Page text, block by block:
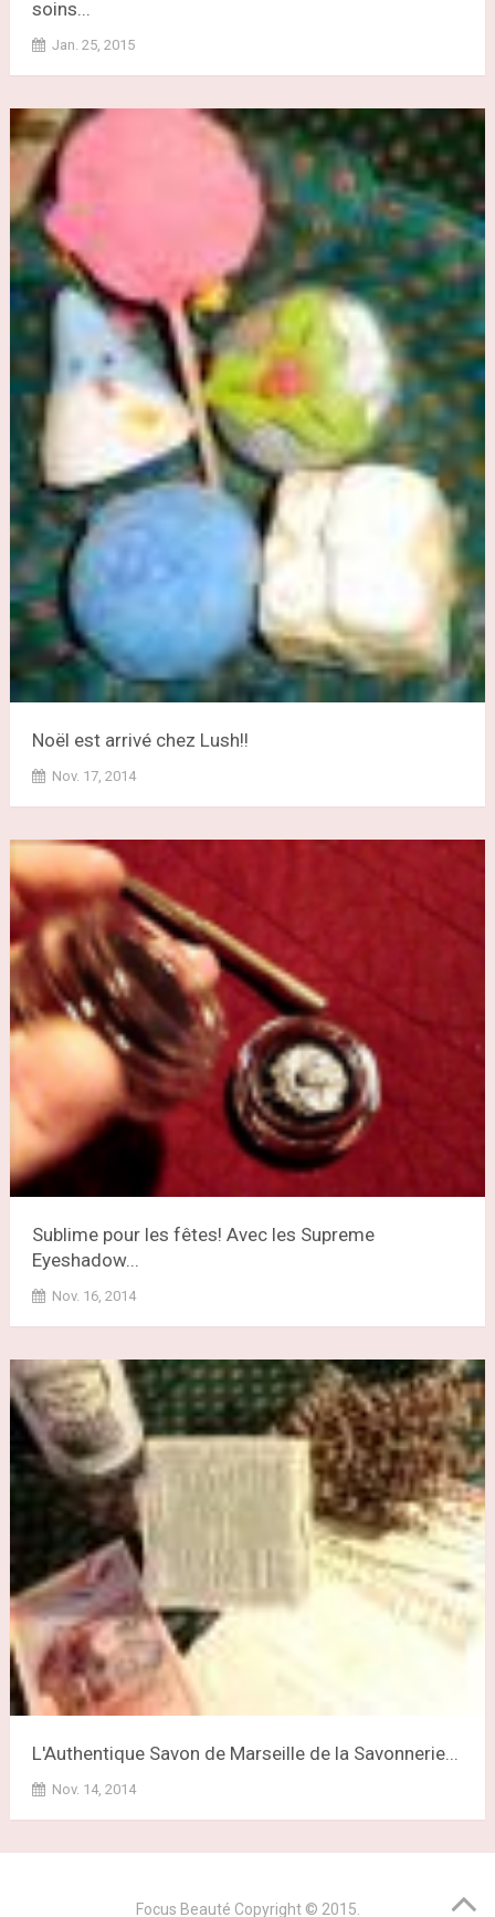
soins...
Jan. 25, 2015
Noël est arrivé chez Lush!!
Nov. 17, 2014
Sublime pour les fêtes! Avec les Supreme
Eyeshadow...
Nov. 16, 2014
L'Authentique Savon de Marseille de la Savonnerie...
Nov. 14, 2014
Focus Beauté Copyright © 2015.